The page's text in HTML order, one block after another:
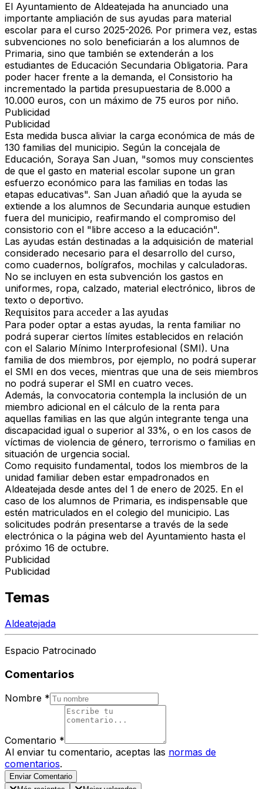
El Ayuntamiento de Aldeatejada ha anunciado una
importante ampliación de sus ayudas para material
escolar para el curso 2025-2026. Por primera vez, estas
subvenciones no solo beneficiarán a los alumnos de
Primaria, sino que también se extenderán a los
estudiantes de Educación Secundaria Obligatoria. Para
poder hacer frente a la demanda, el Consistorio ha
incrementado la partida presupuestaria de 8.000 a
10.000 euros, con un máximo de 75 euros por niño.
Publicidad
Publicidad
Esta medida busca aliviar la carga económica de más de
130 familias del municipio. Según la concejala de
Educación, Soraya San Juan, "somos muy conscientes
de que el gasto en material escolar supone un gran
esfuerzo económico para las familias en todas las
etapas educativas". San Juan añadió que la ayuda se
extiende a los alumnos de Secundaria aunque estudien
fuera del municipio, reafirmando el compromiso del
consistorio con el "libre acceso a la educación".
Las ayudas están destinadas a la adquisición de material
considerado necesario para el desarrollo del curso,
como cuadernos, bolígrafos, mochilas y calculadoras.
No se incluyen en esta subvención los gastos en
uniformes, ropa, calzado, material electrónico, libros de
texto o deportivo.
Requisitos para acceder a las ayudas
Para poder optar a estas ayudas, la renta familiar no
podrá superar ciertos límites establecidos en relación
con el Salario Mínimo Interprofesional (SMI). Una
familia de dos miembros, por ejemplo, no podrá superar
el SMI en dos veces, mientras que una de seis miembros
no podrá superar el SMI en cuatro veces.
Además, la convocatoria contempla la inclusión de un
miembro adicional en el cálculo de la renta para
aquellas familias en las que algún integrante tenga una
discapacidad igual o superior al 33%, o en los casos de
víctimas de violencia de género, terrorismo o familias en
situación de urgencia social.
Como requisito fundamental, todos los miembros de la
unidad familiar deben estar empadronados en
Aldeatejada desde antes del 1 de enero de 2025. En el
caso de los alumnos de Primaria, es indispensable que
estén matriculados en el colegio del municipio. Las
solicitudes podrán presentarse a través de la sede
electrónica o la página web del Ayuntamiento hasta el
próximo 16 de octubre.
Publicidad
Publicidad
Temas
Aldeatejada
Espacio Patrocinado
Comentarios
Nombre *
Comentario *
Al enviar tu comentario, aceptas las normas de
comentarios.
Enviar Comentario